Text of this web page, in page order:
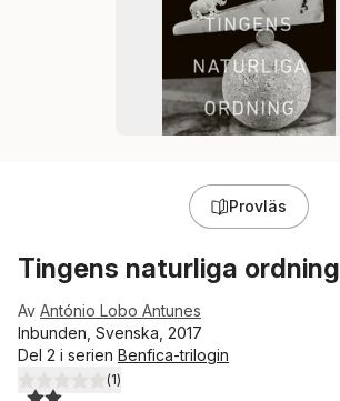
Provläs
Tingens naturliga ordning
Av António Lobo Antunes
Inbunden, Svenska, 2017
Del 2 i serien Benfica-trilogin
2,0utav 5 stjärnor. Totalt antal röster:
(1)